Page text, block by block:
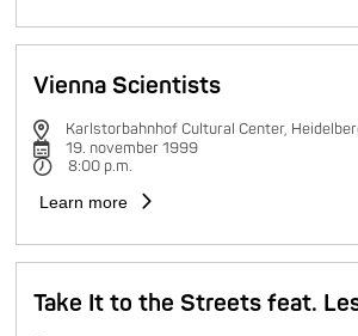
Vienna Scientists
Karlstorbahnhof Cultural Center,
19. november 1999
8:00 p.m.
Learn more
Take It to the Streets feat.